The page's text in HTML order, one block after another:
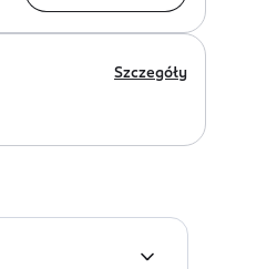
Szczegóły